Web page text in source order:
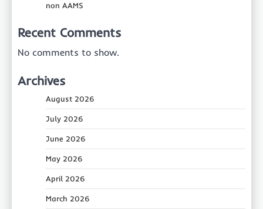
non AAMS
Recent Comments
No comments to show.
Archives
August 2026
July 2026
June 2026
May 2026
April 2026
March 2026